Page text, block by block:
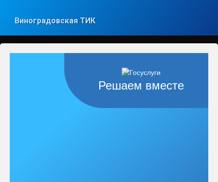
Виноградовская ТИК
Решаем вместе